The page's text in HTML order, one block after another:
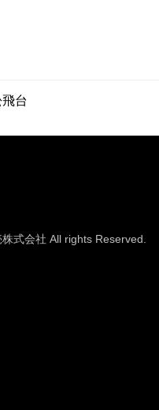
台
式会社 All rights Reserved.